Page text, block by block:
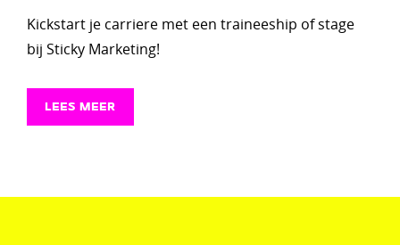
Kickstart je carriere met een traineeship of stage
bij Sticky Marketing!
LEES MEER